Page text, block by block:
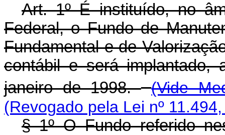
Art. 1º É instituído, no
Federal, o Fundo de
Fundamental e de
contábil e será implantado,
janeiro de 1998. (Vide
(Revogado pela Lei nº
§ 1º O Fundo referido